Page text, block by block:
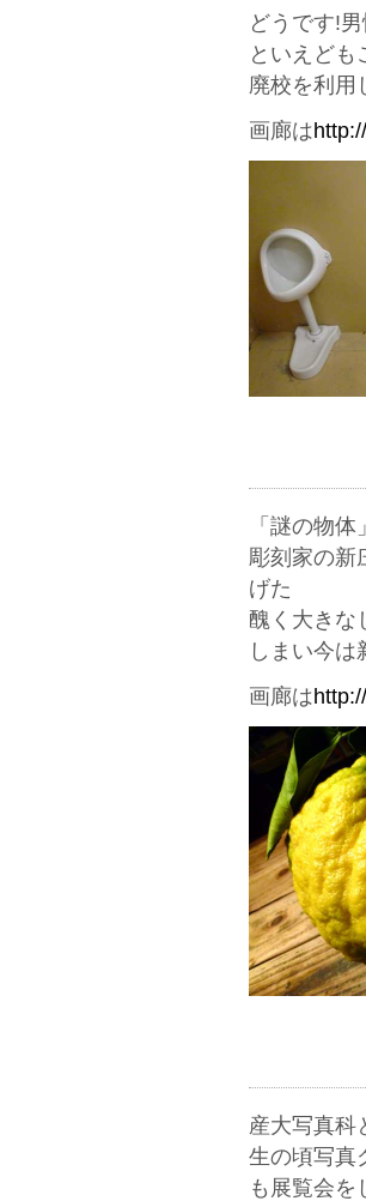
どうです!
といえども
廃校を利用
画廊は
「謎の物体
彫刻家の新
げた
醜く大きな
しまい今
画廊は
産大写真科
生の頃写真
も展覧会を